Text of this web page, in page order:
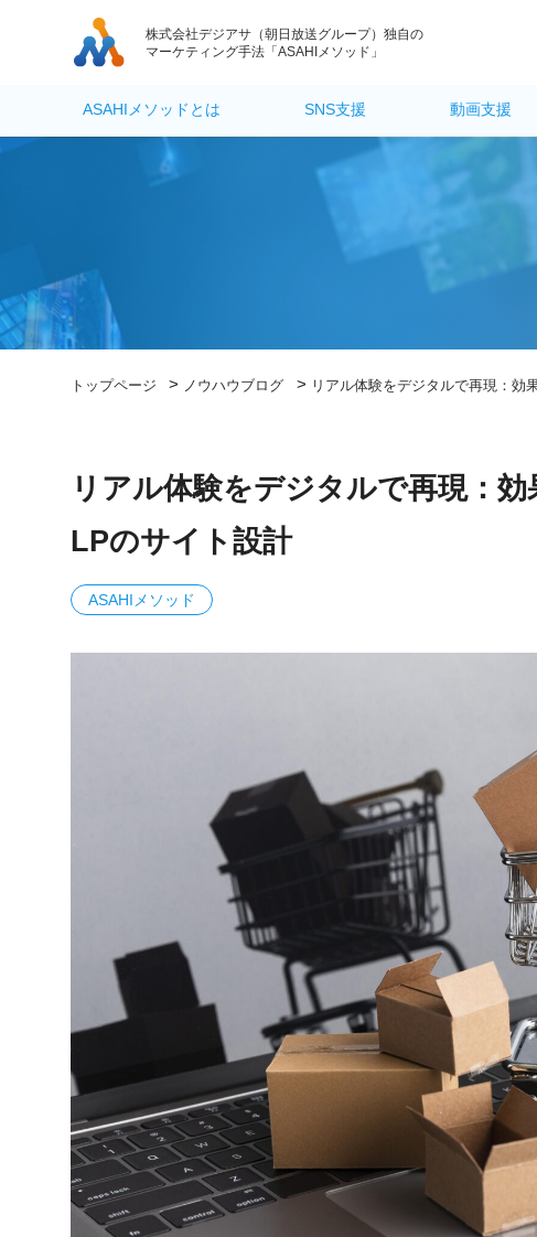
株式会社デジアサ（朝日放送グループ）独自の
マーケティング手法「ASAHIメソッド」
ASAHIメソッドとは SNS支援 動画支援
トップページ > ノウハウブログ > リアル体験をデジタルで再現：効
リアル体験をデジタルで再現：
LPのサイト設計
ASAHIメソッド